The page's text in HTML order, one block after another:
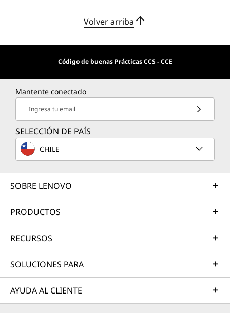
Volver arriba
Código de buenas Prácticas CCS - CCE
Mantente conectado
Ingresa tu email
SELECCIÓN DE PAÍS
CHILE
SOBRE LENOVO
PRODUCTOS
RECURSOS
SOLUCIONES PARA
AYUDA AL CLIENTE